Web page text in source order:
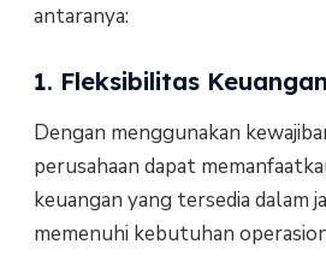
antaranya:
1. Fleksibilitas Keuangan
Dengan menggunakan
perusahaan dapat
keuangan yang tersedia dalam
memenuhi kebutuhan